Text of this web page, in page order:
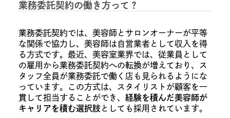
業務委託契約の働き方って？
業務委託契約では、美容師とサロンオーナーが平等
な関係で協力し、美容師は自営業者として収入を得
る方式です。最近、美容室業界では、従業員として
の雇用から業務委託契約への転換が増えており、ス
タッフ全員が業務委託で働く店も見られるようにな
っています。この方式は、スタイリストが顧客を一
貫して担当することができ、 経験を積んだ美容師が
キャリアを積む選択肢としても採用されています。